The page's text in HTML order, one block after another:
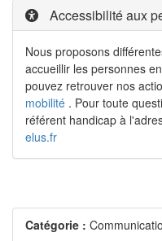
Accessibilité aux
Nous proposons
accueillir les personnes
pouvez retrouver nos
mobilité . Pour toute
référent handicap à
elus.fr
Catégorie :